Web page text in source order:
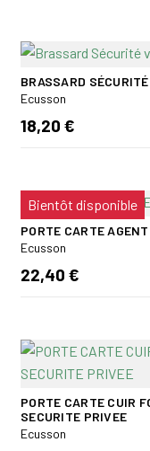
BRASSARD
Ecusson
18,20 €
Bientôt disponible
PORTE CARTE
Ecusson
22,40 €
PORTE CARTE CUIR
SECURITE PRIVEE
Ecusson